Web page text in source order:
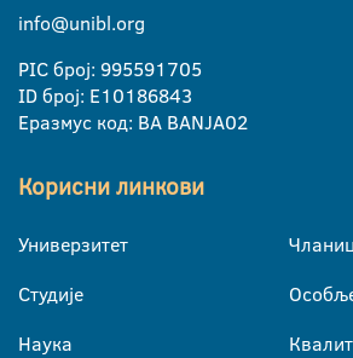
info@unibl.org
PIC број: 995591705
ID број: E10186843
Еразмус код: BA BANJA02
Корисни линкови
Универзитет
Студије
Наука